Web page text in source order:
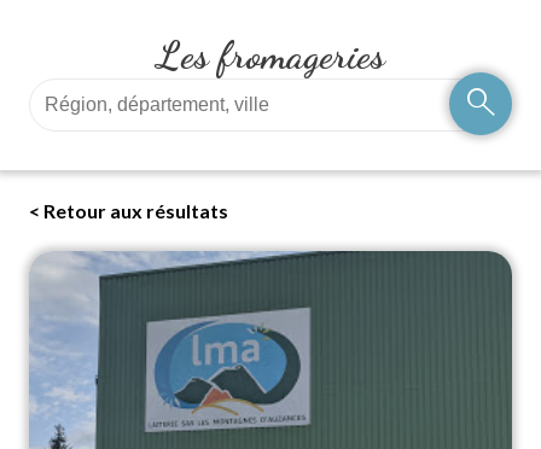
Les fromageries
search
< Retour aux résultats